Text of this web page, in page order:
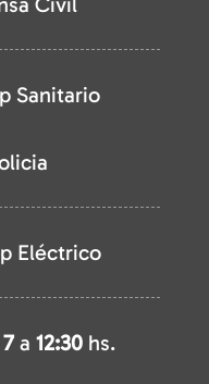
Sanitario
Eléctrico
7 a12:30 hs.